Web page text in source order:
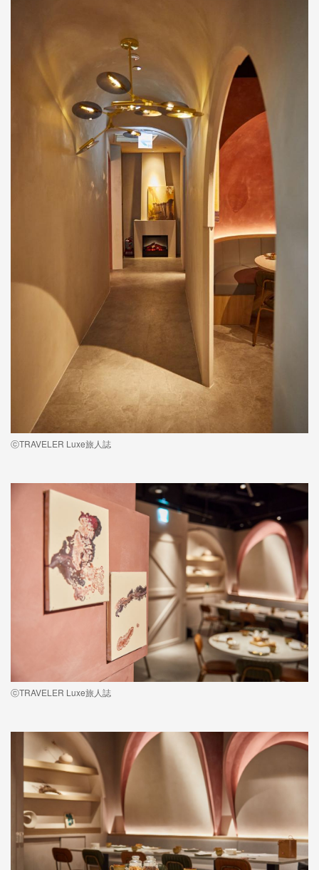
ⓒTRAVELER Luxe旅人誌
ⓒTRAVELER Luxe旅人誌